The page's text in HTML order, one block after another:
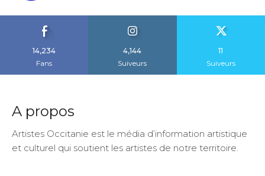
14,234
Fans
4,144
Suiveurs
11
Suiveurs
A propos
Artistes Occitanie est le média d’information artistique
et culturel qui soutient les artistes de notre territoire.